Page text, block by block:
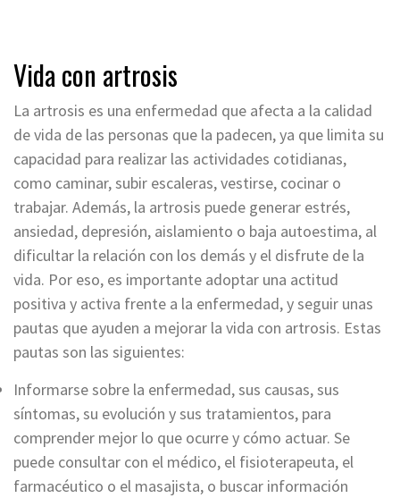
Vida con artrosis
La artrosis es una enfermedad que afecta a la calidad
de vida de las personas que la padecen, ya que limita su
capacidad para realizar las actividades cotidianas,
como caminar, subir escaleras, vestirse, cocinar o
trabajar. Además, la artrosis puede generar estrés,
ansiedad, depresión, aislamiento o baja autoestima, al
dificultar la relación con los demás y el disfrute de la
vida. Por eso, es importante adoptar una actitud
positiva y activa frente a la enfermedad, y seguir unas
pautas que ayuden a mejorar la vida con artrosis. Estas
pautas son las siguientes:
Informarse sobre la enfermedad, sus causas, sus
síntomas, su evolución y sus tratamientos, para
comprender mejor lo que ocurre y cómo actuar. Se
puede consultar con el médico, el fisioterapeuta, el
farmacéutico o el masajista, o buscar información